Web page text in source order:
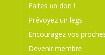
Faites un don !
Prévoyez un legs
Encouragez vos
Devenir membre